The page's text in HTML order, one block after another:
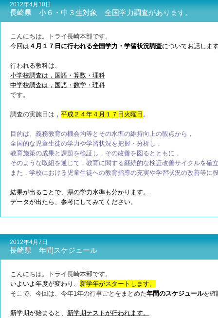
2012年4月10日
長崎県 小６・中３生対象 全国学力調査があります。
こんにちは。トライ長崎本部です。
今回は ４月１７日に行われる全国学力・学習状況調査についてお話しま
行われる教科は、
小学校調査は，国語・算数・理科
中学校調査は，国語・数学・理科
です。
調査の実施日は， 平成２４年４月１７日火曜日 。
目的は、義務教育の機会均等とその水準の維持向上の観点から，
全国的な児童生徒の学力や学習状況を把握・分析し，
教育施策の成果と課題を検証し， その改善を図るとともに，
そのような取組を通じて，教育に関する継続的な検証改善サイクルを確
また，学校における児童生徒への教育指導の充実や学習状況の改善等に
結果が出ることで、県の学力水準も分かります。
データが出たら、参考にしてみてください。
2012年4月7日
長崎県 年間スケジュール
こんにちは。トライ長崎本部です。
いよいよ年度が変わり、 新学年がスタートします。
そこで、今回は、今年1年の行事ごとをまとめた年間のスケジュールを確
新学期が始まると、 新学期テストが行われます。